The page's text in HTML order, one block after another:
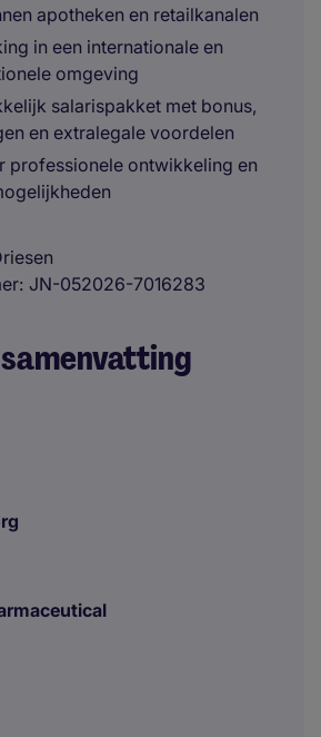
apotheken en retailkanalen
in een internationale en
omgeving
salarispakket met bonus,
en extralegale voordelen
professionele ontwikkeling en
JN-052026-7016283